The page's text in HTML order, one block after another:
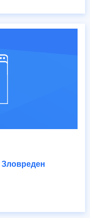
Зловреден